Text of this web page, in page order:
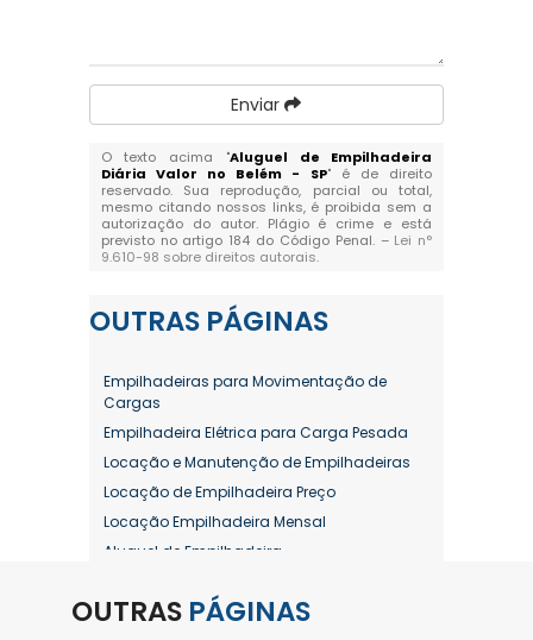
Enviar
O texto acima "Aluguel de Empilhadeira
Diária Valor no Belém - SP" é de direito
reservado. Sua reprodução, parcial ou total,
mesmo citando nossos links, é proibida sem a
autorização do autor. Plágio é crime e está
previsto no artigo 184 do Código Penal. – Lei n°
9.610-98 sobre direitos autorais.
OUTRAS PÁGINAS
Empilhadeiras para Movimentação de
Cargas
Empilhadeira Elétrica para Carga Pesada
Locação e Manutenção de Empilhadeiras
Locação de Empilhadeira Preço
Locação Empilhadeira Mensal
Aluguel de Empilhadeira
Aluguel de Empilhadeira Diária Valor
OUTRAS PÁGINAS